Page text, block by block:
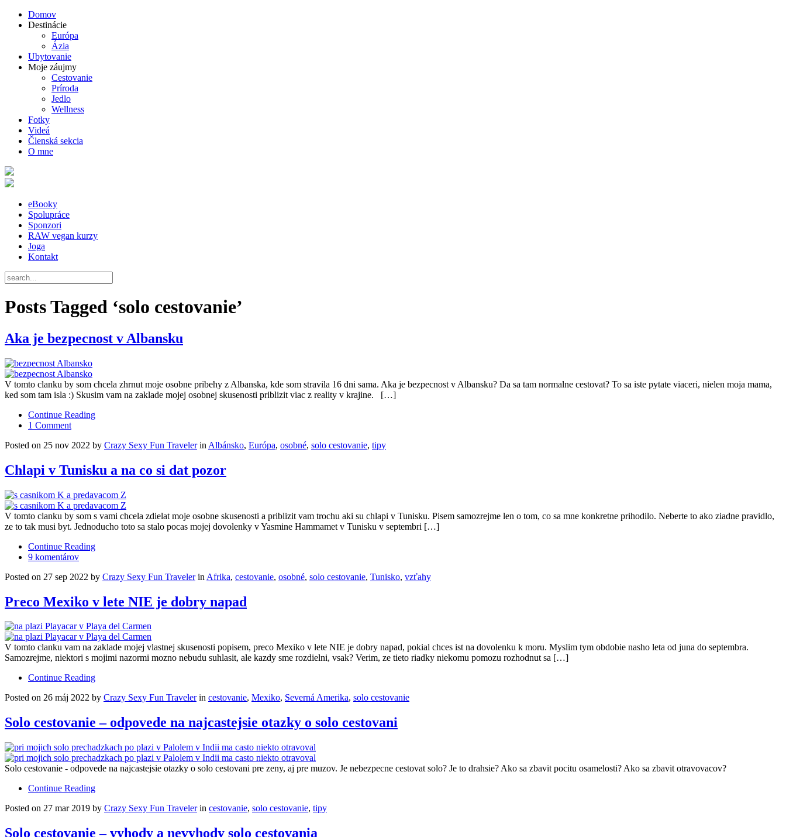
Domov
Destinácie
Európa
Ázia
Ubytovanie
Moje záujmy
Cestovanie
Príroda
Jedlo
Wellness
Fotky
Videá
Členská sekcia
O mne
eBooky
Spolupráce
Sponzori
RAW vegan kurzy
Joga
Kontakt
Posts Tagged ‘solo cestovanie’
Aka je bezpecnost v Albansku
V tomto clanku by som chcela zhrnut moje osobne pribehy z Albanska, kde som stravila 16 dni sama. Aka je bezpecnost v Albansku? Da sa tam normalne cestovat? To sa iste pytate viaceri, nielen moja mama,
ked som tam isla :) Skusim vam na zaklade mojej osobnej skusenosti priblizit viac z reality v krajine. […]
Continue Reading
1 Comment
Posted on 25 nov 2022 by Crazy Sexy Fun Travelerin Albánsko, Európa, osobné, solo cestovanie, tipy
Chlapi v Tunisku a na co si dat pozor
V tomto clanku by som s vami chcela zdielat moje osobne skusenosti a priblizit vam trochu aki su chlapi v Tunisku. Pisem samozrejme len o tom, co sa mne konkretne prihodilo. Neberte to ako ziadne pravidlo,
ze to tak musi byt. Jednoducho toto sa stalo pocas mojej dovolenky v Yasmine Hammamet v Tunisku v septembri […]
Continue Reading
9 komentárov
Posted on 27 sep 2022 by Crazy Sexy Fun Travelerin Afrika, cestovanie, osobné, solo cestovanie, Tunisko, vzťahy
Preco Mexiko v lete NIE je dobry napad
V tomto clanku vam na zaklade mojej vlastnej skusenosti popisem, preco Mexiko v lete NIE je dobry napad, pokial chces ist na dovolenku k moru. Myslim tym obdobie nasho leta od juna do septembra.
Samozrejme, niektori s mojimi nazormi mozno nebudu suhlasit, ale kazdy sme rozdielni, vsak? Verim, ze tieto riadky niekomu pomozu rozhodnut sa […]
Continue Reading
Posted on 26 máj 2022 by Crazy Sexy Fun Travelerin cestovanie, Mexiko, Severná Amerika, solo cestovanie
Solo cestovanie – odpovede na najcastejsie otazky o solo cestovani
Solo cestovanie - odpovede na najcastejsie otazky o solo cestovani pre zeny, aj pre muzov. Je nebezpecne cestovat solo? Je to drahsie? Ako sa zbavit pocitu osamelosti? Ako sa zbavit otravovacov?
Continue Reading
Posted on 27 mar 2019 by Crazy Sexy Fun Travelerin cestovanie, solo cestovanie, tipy
Solo cestovanie – vyhody a nevyhody solo cestovania